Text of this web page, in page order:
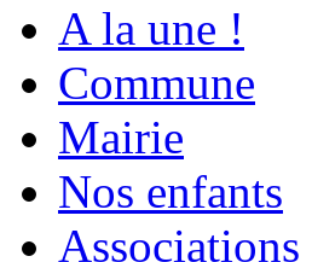
A la une !
Commune
Mairie
Nos enfants
Associations